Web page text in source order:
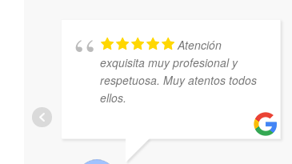
Atención
exquisita muy profesional y
respetuosa. Muy atentos todos
ellos.